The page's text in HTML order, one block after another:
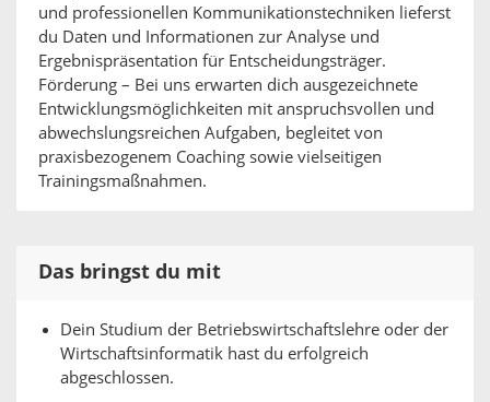
und professionellen Kommunikationstechniken lieferst
du Daten und Informationen zur Analyse und
Ergebnispräsentation für Entscheidungsträger.
Förderung – Bei uns erwarten dich ausgezeichnete
Entwicklungsmöglichkeiten mit anspruchsvollen und
abwechslungsreichen Aufgaben, begleitet von
praxisbezogenem Coaching sowie vielseitigen
Trainingsmaßnahmen.
Das bringst du mit
Dein Studium der Betriebswirtschaftslehre oder der
Wirtschaftsinformatik hast du erfolgreich
abgeschlossen.